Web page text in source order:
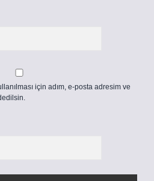
için adım, e-posta adresim ve